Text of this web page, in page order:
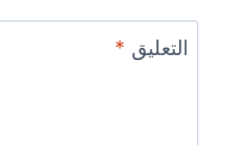
التعليق *